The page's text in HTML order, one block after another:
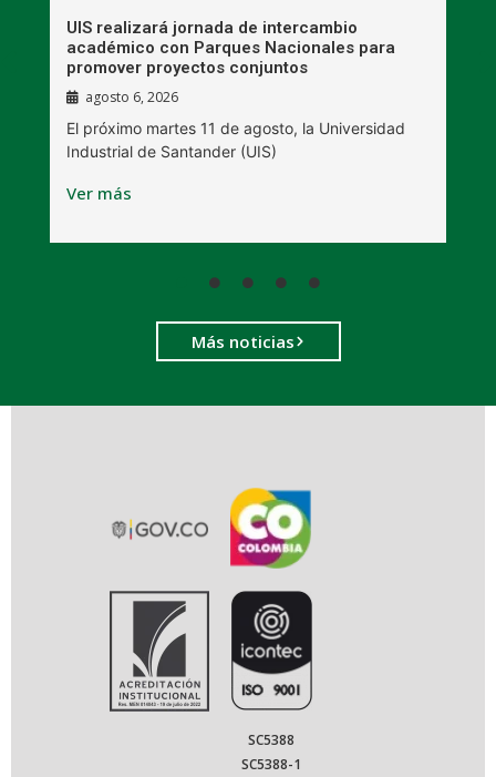
UIS realizará jornada de intercambio
académico con Parques Nacionales para
promover proyectos conjuntos
agosto 6, 2026
El próximo martes 11 de agosto, la Universidad
Industrial de Santander (UIS)
Ver más
Más noticias